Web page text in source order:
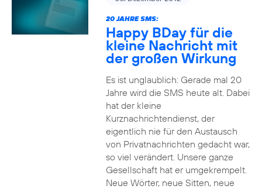
20 JAHRE SMS:
Happy BDay für die
kleine Nachricht mit
der großen Wirkung
Es ist unglaublich: Gerade mal 20
Jahre wird die SMS heute alt. Dabei
hat der kleine
Kurznachrichtendienst, der
eigentlich nie für den Austausch
von Privatnachrichten gedacht war,
so viel verändert. Unsere ganze
Gesellschaft hat er umgekrempelt.
Neue Wörter, neue Sitten, neue